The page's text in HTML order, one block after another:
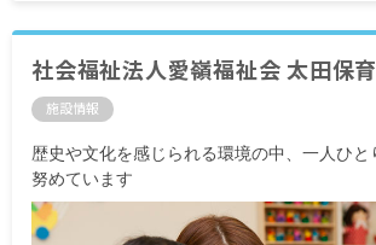
社会福祉法人愛嶺福祉会 太田保
施設情報
歴史や文化を感じられる環境の中、一人ひと
努めています